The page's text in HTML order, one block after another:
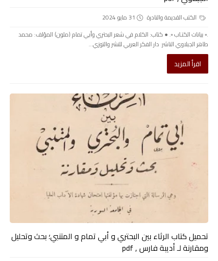
الكتب القديمة والنادرة
31 مايو 2024
.▫️ بيانات الكتـاب ▫️. ● كتاب: الكلام في شعر البحتري وأبي تمام (ملون) المؤلف: محمد
طاهر الجبلاوي الناشر: دار الفكر العربي للنشر والتوزي...
اقرأ المزيد
تحميل كتاب الرثاء بين البحتري و أبي تمام و المتنبي؛ بحث وتحليل
ومقارنة لـ أديبة فارس , pdf